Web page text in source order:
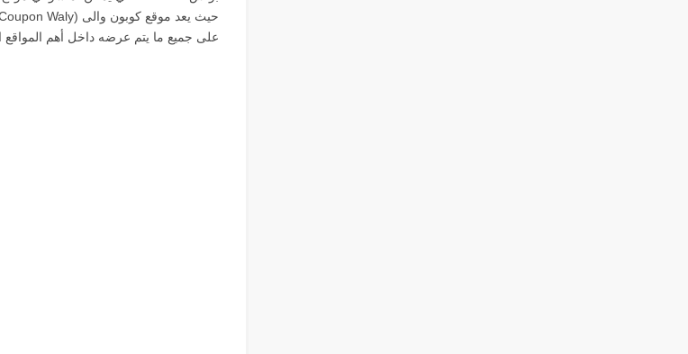
على جميع ما يتم عرضه داخل أهم المواقع